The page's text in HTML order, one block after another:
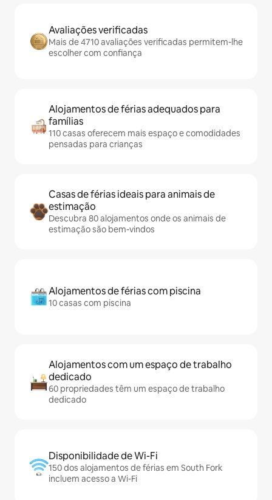
Avaliações verificadas
Mais de 4710 avaliações verificadas permitem-lhe
escolher com confiança
Alojamentos de férias adequados para
famílias
110 casas oferecem mais espaço e comodidades
pensadas para crianças
Casas de férias ideais para animais de
estimação
Descubra 80 alojamentos onde os animais de
estimação são bem-vindos
Alojamentos de férias com piscina
10 casas com piscina
Alojamentos com um espaço de trabalho
dedicado
60 propriedades têm um espaço de trabalho
dedicado
Disponibilidade de Wi-Fi
150 dos alojamentos de férias em South Fork
incluem acesso a Wi-Fi